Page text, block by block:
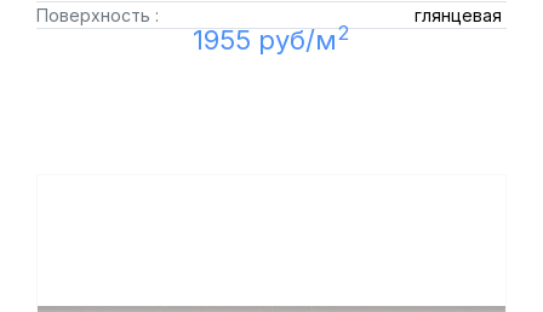
Поверхность :
глянцевая
1955 руб/м2